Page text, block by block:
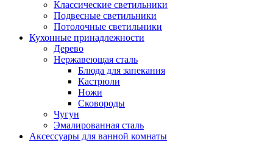
Классические светильники
Подвесные светильники
Потолочные светильники
Кухонные принадлежности
Дерево
Нержавеющая сталь
Блюда для запекания
Кастрюли
Ножи
Сковороды
Чугун
Эмалированная сталь
Аксессуары для ванной комнаты